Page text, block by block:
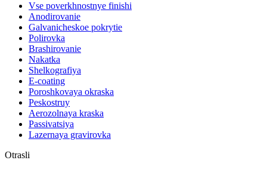
Vse poverkhnostnye finishi
Anodirovanie
Galvanicheskoe pokrytie
Polirovka
Brashirovanie
Nakatka
Shelkografiya
E-coating
Poroshkovaya okraska
Peskostruy
Aerozolnaya kraska
Passivatsiya
Lazernaya gravirovka
Otrasli